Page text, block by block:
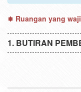
Ruangan yang
BUTIRAN